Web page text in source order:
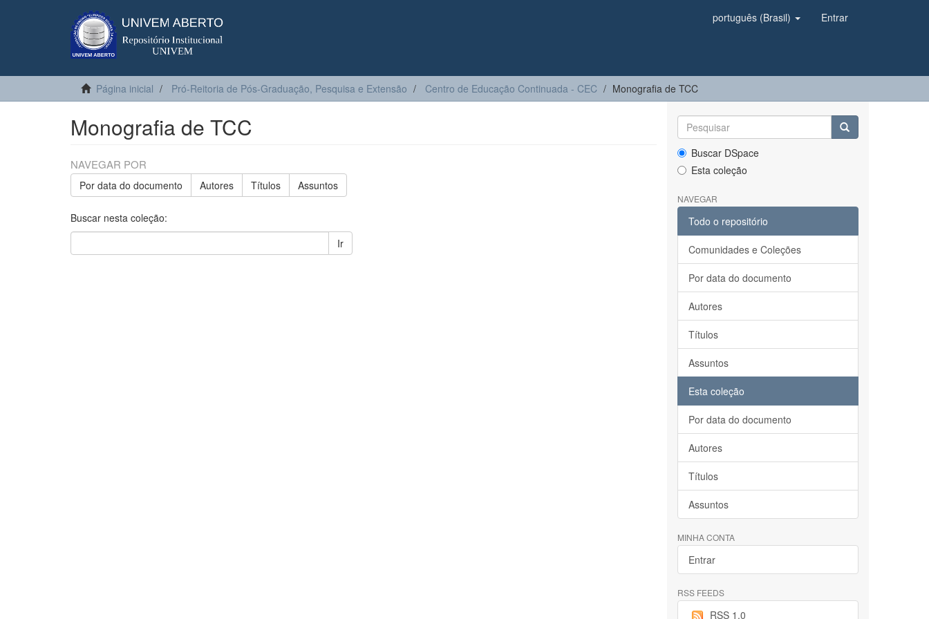
português (Brasil) Entrar
Página inicial Pró-Reitoria de Pós-Graduação, Pesquisa e Extensão Centro de Educação Continuada - CEC Monografia de TCC
Monografia de TCC
NAVEGAR POR
Por data do documento Autores Títulos Assuntos
Buscar nesta coleção:
Ir
Buscar DSpace
Esta coleção
NAVEGAR
Todo o repositório
Comunidades e Coleções
Por data do documento
Autores
Títulos
Assuntos
Esta coleção
Por data do documento
Autores
Títulos
Assuntos
MINHA CONTA
Entrar
RSS FEEDS
RSS 1.0